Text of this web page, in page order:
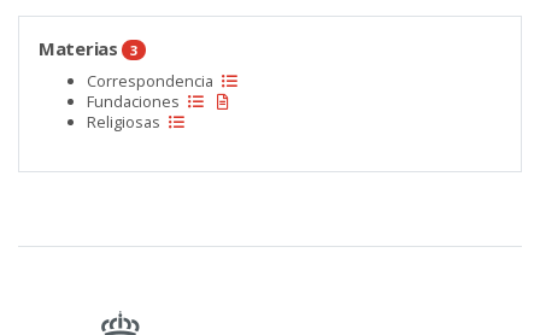
Materias 3
Correspondencia
Fundaciones
Religiosas